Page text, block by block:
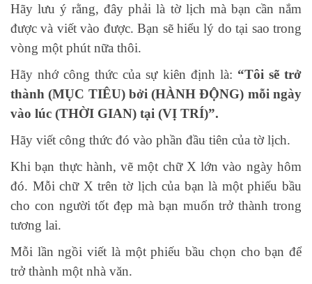
Hãy lưu ý rằng, đây phải là tờ lịch mà bạn cần nắm
được và viết vào được. Bạn sẽ hiểu lý do tại sao trong
vòng một phút nữa thôi.
Hãy nhớ công thức của sự kiên định là: “Tôi sẽ trở
thành (MỤC TIÊU) bởi (HÀNH ĐỘNG) mỗi ngày
vào lúc (THỜI GIAN) tại (VỊ TRÍ)”.
Hãy viết công thức đó vào phần đầu tiên của tờ lịch.
Khi bạn thực hành, vẽ một chữ X lớn vào ngày hôm
đó. Mỗi chữ X trên tờ lịch của bạn là một phiếu bầu
cho con người tốt đẹp mà bạn muốn trở thành trong
tương lai.
Mỗi lần ngồi viết là một phiếu bầu chọn cho bạn để
trở thành một nhà văn.